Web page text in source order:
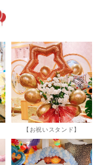
【お祝いスタンド】